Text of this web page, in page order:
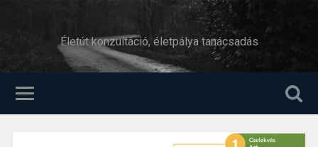
Életút konzultáció, életpálya tanácsadás